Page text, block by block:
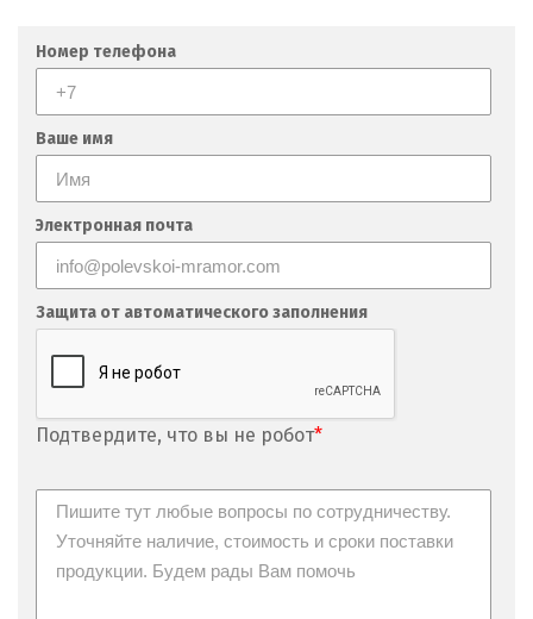
Номер телефона
Ваше имя
Электронная почта
Защита от автоматического заполнения
Подтвердите, что вы не робот*